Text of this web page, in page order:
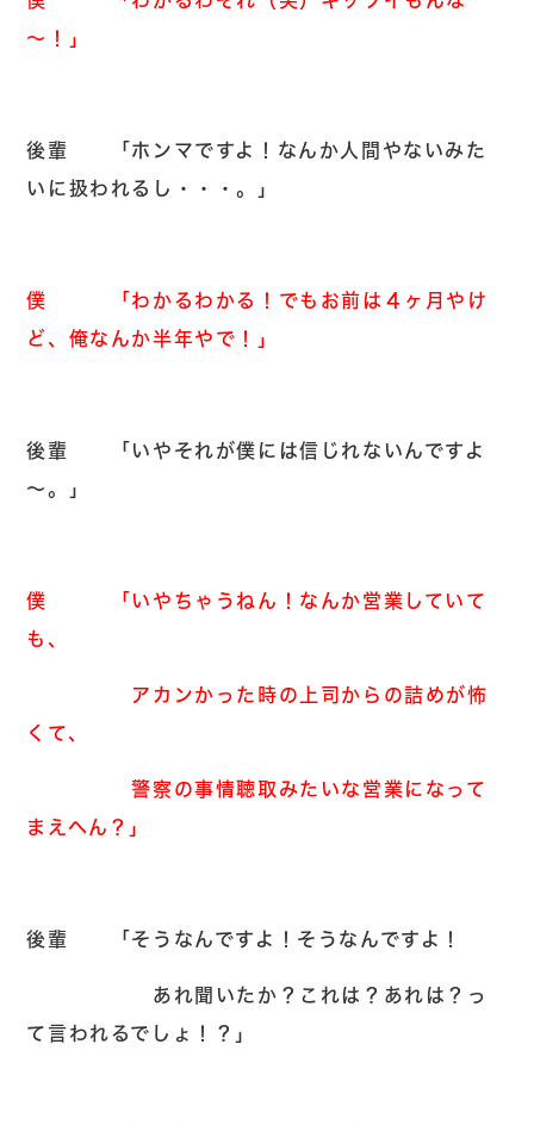
～！」
後輩 「ホンマですよ！なんか人間やないみた
いに扱われるし・・・。」
僕 「わかるわかる！でもお前は４ヶ月やけ
ど、俺なんか半年やで！」
後輩 「いやそれが僕には信じれないんですよ
～。」
僕 「いやちゃうねん！なんか営業していて
も、
アカンかった時の上司からの詰めが怖
くて、
警察の事情聴取みたいな営業になって
まえへん？」
後輩 「そうなんですよ！そうなんですよ！
あれ聞いたか？これは？あれは？っ
て言われるでしょ！？」